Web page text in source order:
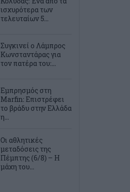
ισχυρότερα των
τελευταίων 5...
Συγκινεί ο Λάμπρος
Κωνσταντάρας για
τον πατέρα του:...
Εμπρησμός στη
Marfin: Επιστρέφει
το βράδυ στην Ελλάδα
η...
Οι αθλητικές
μεταδόσεις της
Πέμπτης (6/8) – Η
μάχη του...